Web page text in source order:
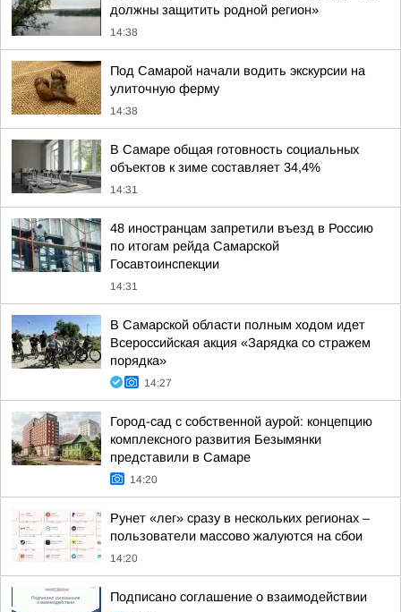
должны защитить родной регион»
14:38
Под Самарой начали водить экскурсии на
улиточную ферму
14:38
В Самаре общая готовность социальных
объектов к зиме составляет 34,4%
14:31
48 иностранцам запретили въезд в Россию
по итогам рейда Самарской
Госавтоинспекции
14:31
В Самарской области полным ходом идет
Всероссийская акция «Зарядка со стражем
порядка»
14:27
Город-сад с собственной аурой: концепцию
комплексного развития Безымянки
представили в Самаре
14:20
Рунет «лег» сразу в нескольких регионах –
пользователи массово жалуются на сбои
14:20
Подписано соглашение о взаимодействии